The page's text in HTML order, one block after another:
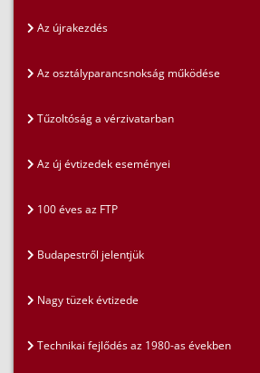
Az újrakezdés
Az osztályparancsnokság működése
Tűzoltóság a vérzivatarban
Az új évtizedek eseményei
100 éves az FTP
Budapestről jelentjük
Nagy tüzek évtizede
Technikai fejlődés az 1980-as években